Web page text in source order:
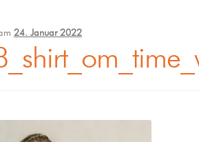
24. Januar 2022